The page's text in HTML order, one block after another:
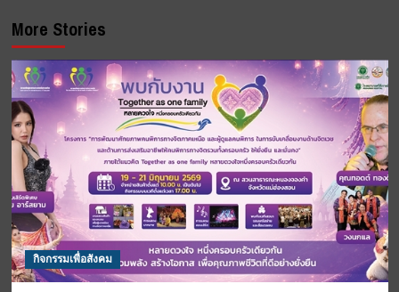
More Stories
กิจกรรมเพื่อสังคม